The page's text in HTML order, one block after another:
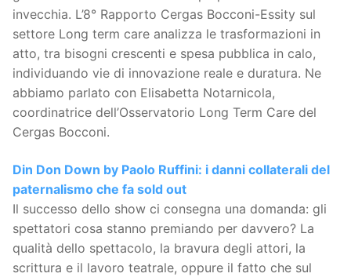
invecchia. L’8° Rapporto Cergas Bocconi-Essity sul
settore Long term care analizza le trasformazioni in
atto, tra bisogni crescenti e spesa pubblica in calo,
individuando vie di innovazione reale e duratura. Ne
abbiamo parlato con Elisabetta Notarnicola,
coordinatrice dell’Osservatorio Long Term Care del
Cergas Bocconi.
Din Don Down by Paolo Ruffini: i danni collaterali del
paternalismo che fa sold out
Il successo dello show ci consegna una domanda: gli
spettatori cosa stanno premiando per davvero? La
qualità dello spettacolo, la bravura degli attori, la
scrittura e il lavoro teatrale, oppure il fatto che sul